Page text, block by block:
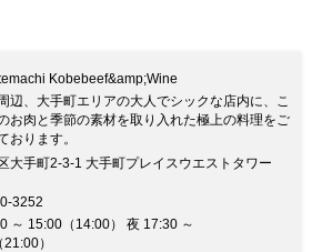
Kobebeef&amp;Wine
辺、大手町エリアの大人でシックな店内に、こ
お肉と季節の素材を取り入れた極上の料理をご
おります。
大手町2-3-1 大手町プレイスウエストタワー
3252
～ 15:00（14:00） 夜 17:30 ～
）